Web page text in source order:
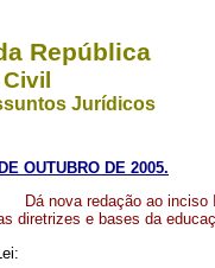
República
Jurídicos
OUTUBRO DE 2005.
Dá nova redação ao
diretrizes e bases da